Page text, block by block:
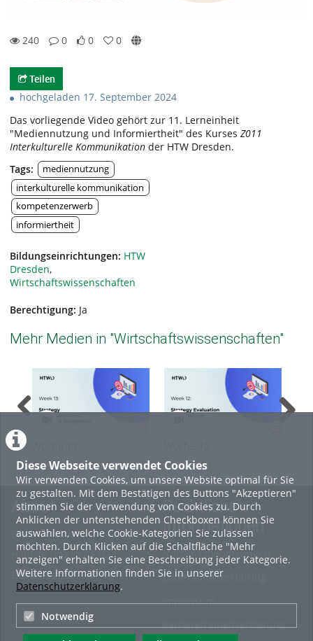
Diese Webseite verwendet Cookies
Wir verwenden Cookies, um unsere Website optimal für Sie
zu gestalten. Mit dem Bestätigen des Buttons "Akzeptieren"
stimmen Sie der Verwendung von Cookies zu. Durch
Anklicken der untenstehenden Checkboxen können Sie
auswählen, welche Cookie-Kategorien Sie zulassen
möchten. Durch Klicken auf die Schaltfläche "Mehr
anzeigen" erhalten Sie eine Beschreibung jeder Kategorie.
Weitere Informationen finden Sie in unserer
Datenschutzerklärung.
Notwendig
240
0
0
0
Teilen
hochgeladen 17. September 2024
Das vorliegende Video gehört zur 11. Lerneinheit
"Mediennutzung und Informiertheit" des Kurses Z011
Interkulturelle Kommunikation der HTW Dresden.
Tags:
mediennutzung
interkulturelle kommunikation
kompetenzerwerb
informiertheit
Bildungseinrichtungen: HTW
Dresden,
Wirtschaftswissenschaften
Berechtigung: Ja
Mehr Medien in "Wirtschaftswissenschaften"
About
Erste Schritte
Häufige Fragen - FAQ
Betriebsstatus
Rechtliche
Informationen
Nutzungsbedingungen
Datenschutzerklärung
Impressum
Barrierefreiheitserklärung